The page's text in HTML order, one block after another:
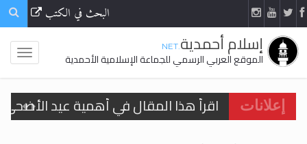
البحث في الكتب
إسلام أحمدية.NET
الموقع العربي الرسمي للجماعة الإسلامية الأحمدية
إعلانات
اقرأ هذا المقال في أهمية عيد